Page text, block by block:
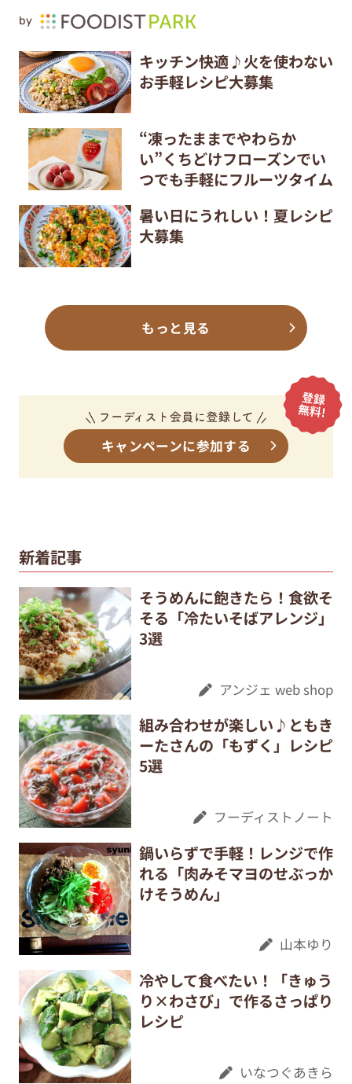
by
キッチン快適♪火を使わない
お手軽レシピ大募集
“凍ったままでやわらか
い”くちどけフローズンでい
つでも手軽にフルーツタイム
暑い日にうれしい！夏レシピ
大募集
もっと見る
キャンペーンに参加する
新着記事
そうめんに飽きたら！食欲そ
そる「冷たいそばアレンジ」
3選
アンジェ web shop
組み合わせが楽しい♪ともき
ーたさんの「もずく」レシピ
5選
フーディストノート
鍋いらずで手軽！レンジで作
れる「肉みそマヨのせぶっか
けそうめん」
山本ゆり
冷やして食べたい！「きゅう
り×わさび」で作るさっぱり
レシピ
いなつぐあきら